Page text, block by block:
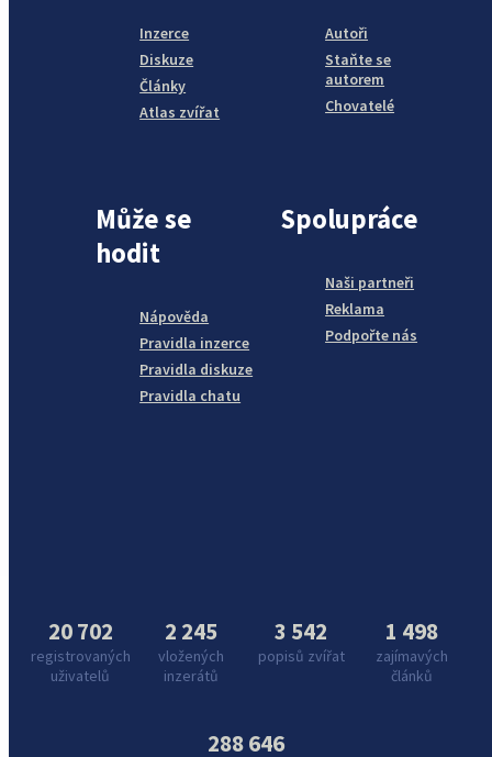
Inzerce
Diskuze
Články
Atlas zvířat
Autoři
Staňte se
autorem
Chovatelé
Může se
hodit
Nápověda
Pravidla inzerce
Pravidla diskuze
Pravidla chatu
Spolupráce
Naši partneři
Reklama
Podpořte nás
20 702
registrovaných
uživatelů
2 245
vložených
inzerátů
3 542
popisů zvířat
1 498
zajímavých
článků
288 646